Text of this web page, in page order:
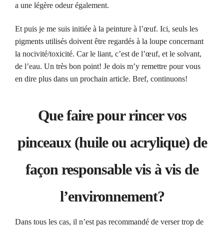
a une légère odeur également.
Et puis je me suis initiée à la peinture à l’œuf. Ici, seuls les
pigments utilisés doivent être regardés à la loupe concernant
la nocivité/toxicité. Car le liant, c’est de l’œuf, et le solvant,
de l’eau. Un très bon point! Je dois m’y remettre pour vous
en dire plus dans un prochain article. Bref, continuons!
Que faire pour rincer vos
pinceaux (huile ou acrylique) de
façon responsable vis à vis de
l’environnement?
Dans tous les cas, il n’est pas recommandé de verser trop de